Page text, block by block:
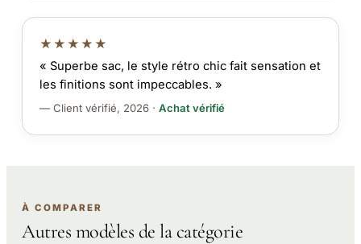
★★★★★
« Superbe sac, le style rétro chic fait sensation et
les finitions sont impeccables. »
— Client vérifié, 2026 · Achat vérifié
À COMPARER
Autres modèles de la catégorie